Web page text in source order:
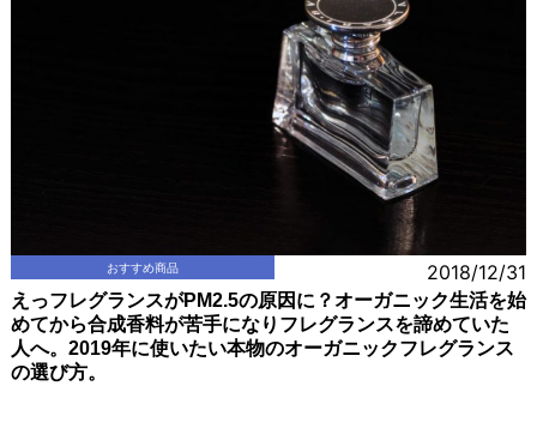
おすすめ商品 2018/12/31
えっフレグランスがPM2.5の原因に？オーガニック生活を始
めてから合成香料が苦手になりフレグランスを諦めていた
人へ。2019年に使いたい本物のオーガニックフレグランス
の選び方。